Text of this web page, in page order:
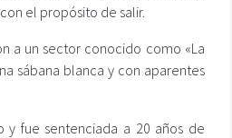
el propósito de salir.
a un sector conocido como «La
sábana blanca y con aparentes
fue sentenciada a 20 años de